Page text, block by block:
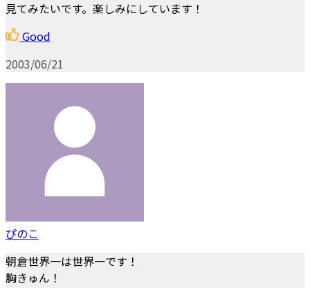
見てみたいです。楽しみにしています！
Good
2003/06/21
ぴのこ
朝倉世界一は世界一です！
胸きゅん！